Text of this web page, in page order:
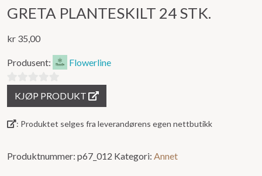
GRETA PLANTESKILT 24 STK.
kr 35,00
Produsent: Flowerline
ut
av
KJØP PRODUKT
: Produktet selges fra leverandørens egen nettbutikk
Produktnummer: p67_012 Kategori: Annet